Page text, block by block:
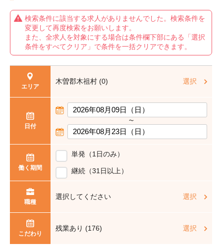
検索条件に該当する求人がありませんでした。検索条件を
変更して再度検索をお願いします。
また、全求人を対象にする場合は条件欄下部にある「選択
条件をすべてクリア」で条件を一括クリアできます。
エリア
木曽郡木祖村 (0) 選択
日付
〜
働く期間
単発（1日のみ）
継続（31日以上）
職種
選択してください 選択
こだわり
残業あり (176) 選択